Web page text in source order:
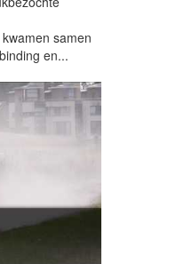
samen
en...